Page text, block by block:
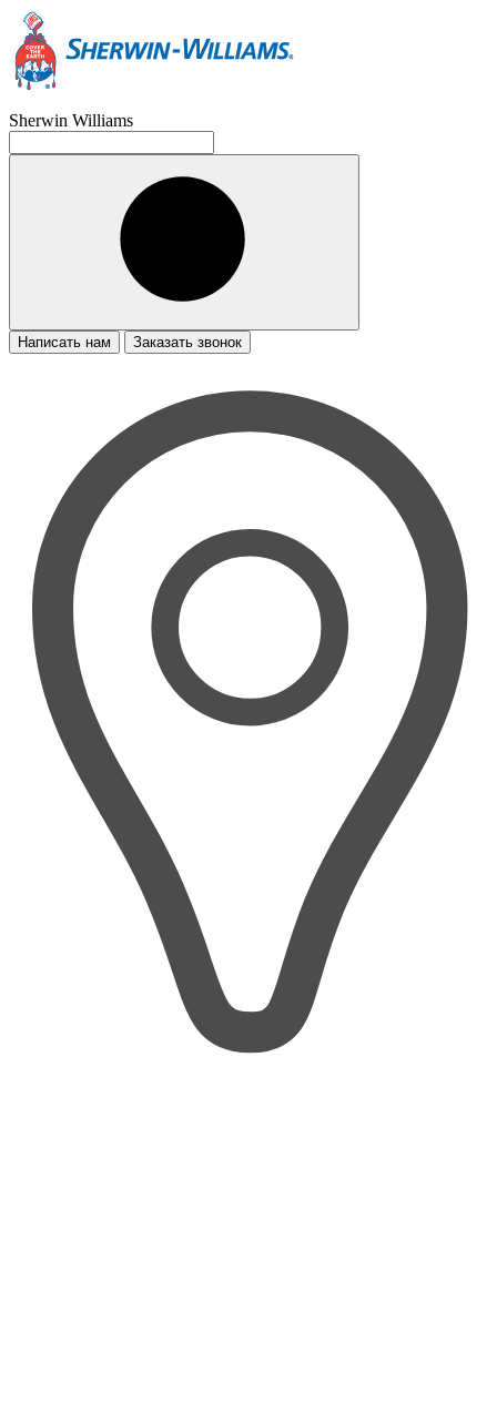
Sherwin Williams
Написать нам Заказать звонок